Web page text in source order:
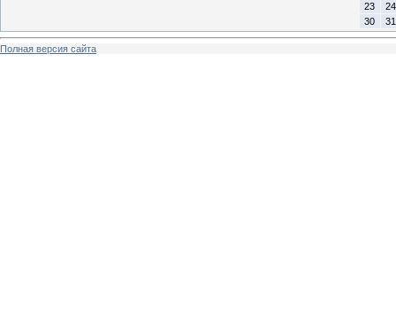
23
24
30
31
Полная версия сайта